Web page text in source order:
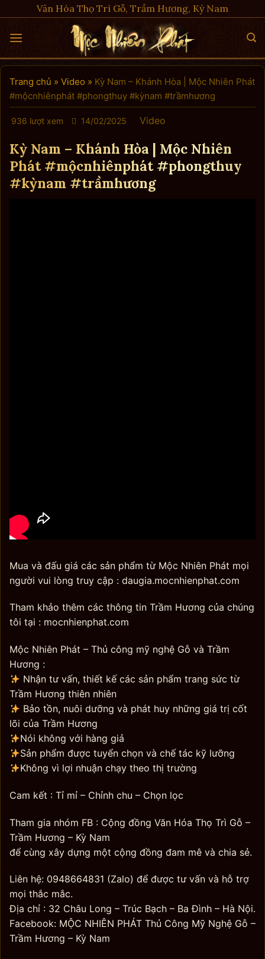
to
content
Văn Hóa Thọ Trì Gỗ, Trầm Hương, Kỳ Nam
Trang chủ » Video » Kỳ Nam – Khánh Hòa | Mộc Nhiên Phát
#mộcnhiênphát #phongthuy #kỳnam #trầmhương
936 lượt xem 14/02/2025 Video
Kỳ Nam – Khánh Hòa | Mộc Nhiên
Phát #mộcnhiênphát #phongthuy
#kỳnam #trầmhương
Mua và đấu giá các sản phẩm từ Mộc Nhiên Phát mọi
người vui lòng truy cập : daugia.mocnhienphat.com
Tham khảo thêm các thông tin Trầm Hương của chúng
tôi tại : mocnhienphat.com
Mộc Nhiên Phát – Thủ công mỹ nghệ Gỗ và Trầm
Hương :
Nhận tư vấn, thiết kế các sản phẩm trang sức từ
Trầm Hương thiên nhiên
Bảo tồn, nuôi dưỡng và phát huy những giá trị cốt
lõi của Trầm Hương
Nói không với hàng giả
Sản phẩm được tuyển chọn và chế tác kỹ lưỡng
Không vì lợi nhuận chạy theo thị trường
Cam kết : Tỉ mỉ – Chỉnh chu – Chọn lọc
Tham gia nhóm FB : Cộng đồng Văn Hóa Thọ Trì Gỗ –
Trầm Hương – Kỳ Nam
để cùng xây dựng một cộng đồng đam mê và chia sẻ.
Liên hệ: 0948664831 (Zalo) để được tư vấn và hỗ trợ
mọi thắc mắc.
Địa chỉ : 32 Châu Long – Trúc Bạch – Ba Đình – Hà Nội.
Facebook: MỘC NHIÊN PHÁT Thủ Công Mỹ Nghệ Gỗ –
Trầm Hương – Kỳ Nam